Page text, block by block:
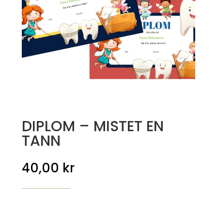
DIPLOM – MISTET EN
TANN
40,00 kr